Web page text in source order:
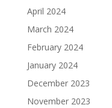
April 2024
March 2024
February 2024
January 2024
December 2023
November 2023